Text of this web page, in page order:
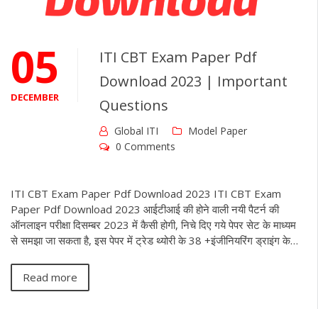
05
DECEMBER
ITI CBT Exam Paper Pdf
Download 2023 | Important
Questions
Global ITI
Model Paper
0 Comments
ITI CBT Exam Paper Pdf Download 2023 ITI CBT Exam
Paper Pdf Download 2023 आईटीआई की होने वाली नयी पैटर्न की
ऑनलाइन परीक्षा दिसम्बर 2023 में कैसी होगी, निचे दिए गये पेपर सेट के माध्यम
से समझा जा सकता है, इस पेपर में ट्रेड थ्योरी के 38 +इंजीनियरिंग ड्राइंग के…
Read more